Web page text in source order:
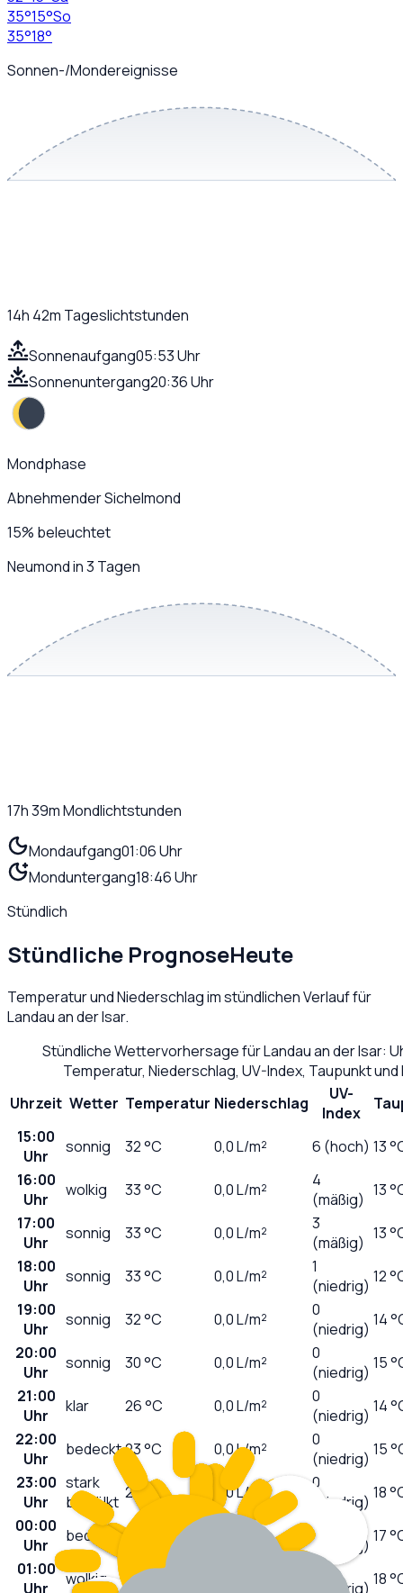
35°15°So
35°18°
Sonnen-/Mondereignisse
14h 42m Tageslichtstunden
Sonnenaufgang05:53 Uhr
Sonnenuntergang20:36 Uhr
Mondphase
Abnehmender Sichelmond
15% beleuchtet
Neumond in 3 Tagen
17h 39mMondlichtstunden
Mondaufgang01:06 Uhr
Monduntergang18:46 Uhr
Stündlich
Stündliche PrognoseHeute
Temperatur und Niederschlag im stündlichen Verlauf für
Landau an der Isar.
Stündliche Wettervorhersage fürLandau an der Isar:
Temperatur, Niederschlag, UV-Index, Taupunkt
Uhrzeit Wetter Temperatur Niederschlag
UV-
Index
15:00
Uhr
sonnig 32°C 0,0L/m² 6 (hoch) 13
16:00
Uhr
wolkig 33°C 0,0L/m²
4
(mäßig) 13
17:00
Uhr
sonnig 33°C 0,0L/m²
3
(mäßig) 13
18:00
Uhr
sonnig 33°C 0,0L/m²
1
(niedrig) 12
19:00
Uhr
sonnig 32°C 0,0L/m²
0
(niedrig) 14
20:00
Uhr
sonnig 30°C 0,0L/m²
0
(niedrig) 15
21:00
Uhr
klar 26°C 0,0L/m²
0
(niedrig) 14
22:00
Uhr
bedeckt23°C 0,0L/m²
0
(niedrig) 15
23:00
Uhr
stark
bewölkt 23 °C 0,0L/m²
0
(niedrig) 18
00:00
Uhr
bedeckt
0
(niedrig) 17
01:00
Uhr
wolkig 19°C
(niedrig) 18